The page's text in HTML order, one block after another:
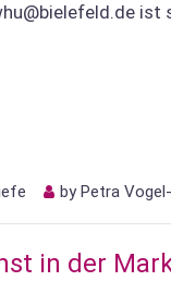
byPetra
in der